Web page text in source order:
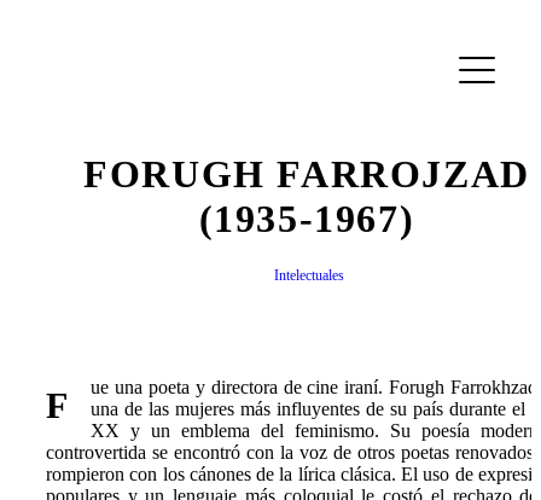
FORUGH FARROJZAD
(1935-1967)
Intelectuales
F
ue una poeta y directora de cine iraní. Forugh
una de las mujeres más influyentes de su país durante el
XX y un emblema del feminismo. Su poesía
controvertida se encontró con la voz de otros poetas renovados
rompieron con los cánones de la lírica clásica. El uso de
populares y un lenguaje más coloquial le costó el rechazo